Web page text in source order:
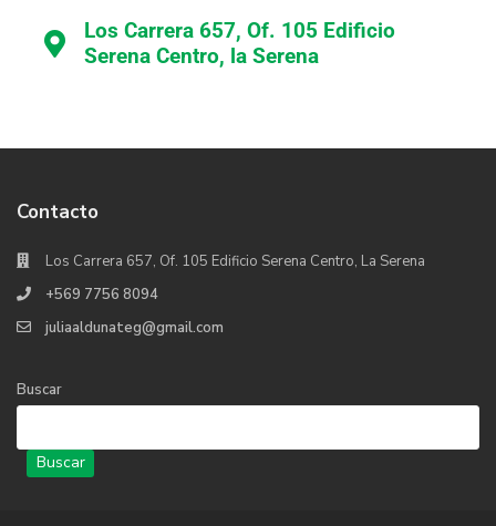
Los Carrera 657, Of. 105 Edificio
Serena Centro, la Serena
Contacto
Los Carrera 657, Of. 105 Edificio Serena Centro, La Serena
+569 7756 8094
juliaaldunateg@gmail.com
Buscar
Buscar